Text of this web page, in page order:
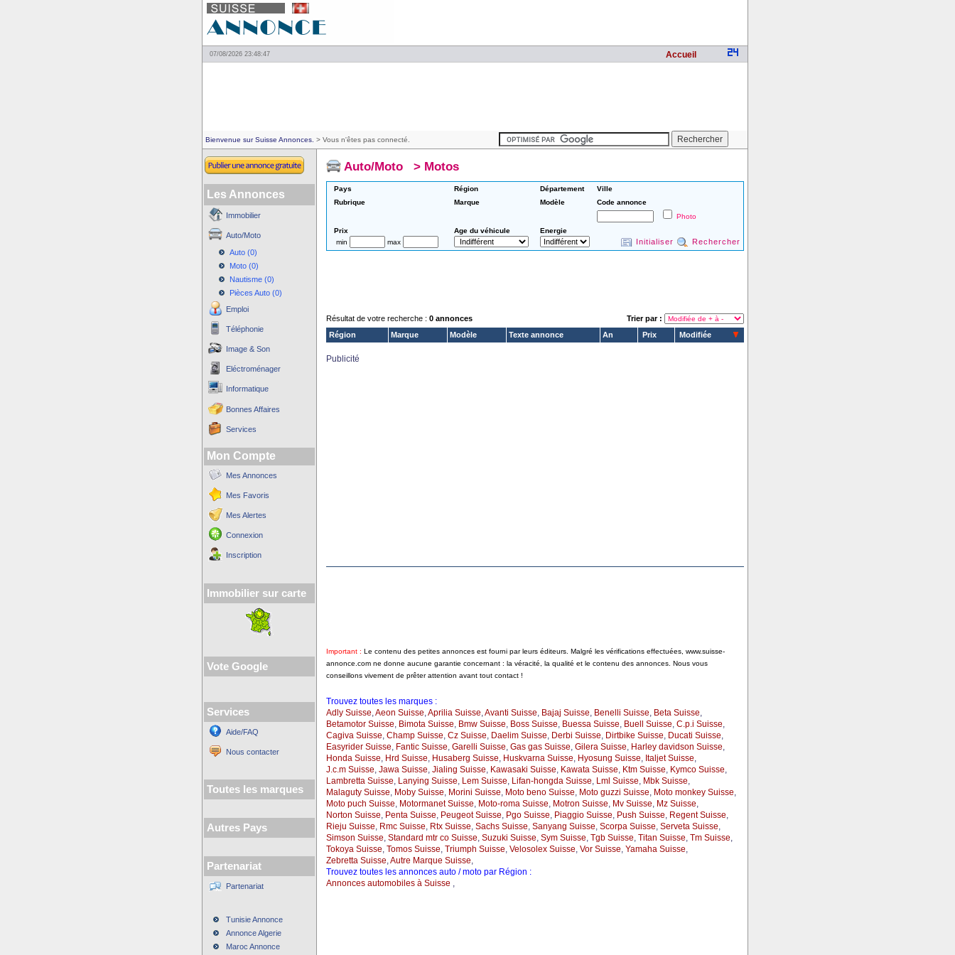
07/08/2026 23:48:47 Accueil
Bienvenue sur Suisse Annonces. > Vous n'êtes pas connecté.
Les Annonces
Immobilier
Auto/Moto
Auto (0)
Moto (0)
Nautisme (0)
Pièces Auto (0)
Emploi
Téléphonie
Image & Son
Eléctroménager
Informatique
Bonnes Affaires
Services
Mon Compte
Mes Annonces
Mes Favoris
Mes Alertes
Connexion
Inscription
Immobilier sur carte
Vote Google
Services
Aide/FAQ
Nous contacter
Toutes les marques
Autres Pays
Partenariat
Partenariat
Tunisie Annonce
Annonce Algerie
Maroc Annonce
Auto/Moto > Motos
Pays Région Département
Ville
Rubrique
Marque Modèle
Code annonce
Photo
Prix
Age du véhicule
Energie
min
max Initialiser Rechercher
Résultat de votre recherche : 0 annonces
Trier par :
Région
Marque Modèle Texte annonce An Prix Modifiée
Publicité
Important : Le contenu des petites annonces est fourni par leurs éditeurs. Malgré les vérifications effectuées, www.suisse-
annonce.com ne donne aucune garantie concernant : la véracité, la qualité et le contenu des annonces. Nous vous
conseillons vivement de prêter attention avant tout contact !
Trouvez toutes les marques :
Adly Suisse,Aeon Suisse,Aprilia Suisse,Avanti Suisse, Bajaj Suisse, Benelli Suisse, Beta Suisse,
Betamotor Suisse, Bimota Suisse, Bmw Suisse, Boss Suisse, Buessa Suisse, Buell Suisse, C.p.i Suisse,
Cagiva Suisse, Champ Suisse, Cz Suisse, Daelim Suisse, Derbi Suisse, Dirtbike Suisse, Ducati Suisse,
Easyrider Suisse, Fantic Suisse, Garelli Suisse, Gas gas Suisse, Gilera Suisse, Harley davidson Suisse,
Honda Suisse, Hrd Suisse, Husaberg Suisse, Huskvarna Suisse, Hyosung Suisse, Italjet Suisse,
J.c.m Suisse, Jawa Suisse, Jialing Suisse, Kawasaki Suisse, Kawata Suisse, Ktm Suisse, Kymco Suisse,
Lambretta Suisse, Lanying Suisse, Lem Suisse, Lifan-hongda Suisse, Lml Suisse, Mbk Suisse,
Malaguty Suisse, Moby Suisse, Morini Suisse, Moto beno Suisse, Moto guzzi Suisse, Moto monkey Suisse,
Moto puch Suisse, Motormanet Suisse, Moto-roma Suisse, Motron Suisse, Mv Suisse, Mz Suisse,
Norton Suisse, Penta Suisse, Peugeot Suisse, Pgo Suisse, Piaggio Suisse, Push Suisse, Regent Suisse,
Rieju Suisse, Rmc Suisse, Rtx Suisse, Sachs Suisse, Sanyang Suisse, Scorpa Suisse, Serveta Suisse,
Simson Suisse, Standard mtr co Suisse, Suzuki Suisse, Sym Suisse, Tgb Suisse, Titan Suisse, Tm Suisse,
Tokoya Suisse, Tomos Suisse, Triumph Suisse, Velosolex Suisse, Vor Suisse, Yamaha Suisse,
Zebretta Suisse,Autre Marque Suisse,
Trouvez toutes les annonces auto / moto par Région :
Annonces automobiles à Suisse ,